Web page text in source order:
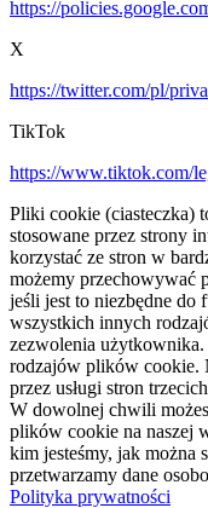
https://
X
https://twitter.com/pl/
TikTok
https://www.tiktok.com/
Pliki cookie (ciasteczka)
stosowane przez strony
korzystać ze stron w
możemy przechowywać
jeśli jest to niezbędne do
wszystkich innych
zezwolenia
rodzajów plików cookie.
przez usługi stron
W dowolnej chwili
plików cookie na naszej
kim jesteśmy, jak można
przetwarzamy dane
Polityka prywatności